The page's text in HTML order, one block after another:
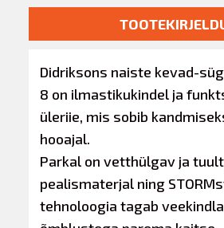
Didriksons naiste kevad-
8 on ilmastikukindel ja
üleriie, mis sobib
hooajal.
Parkal on vetthülgav ja
pealismaterjal ning
tehnoloogia tagab